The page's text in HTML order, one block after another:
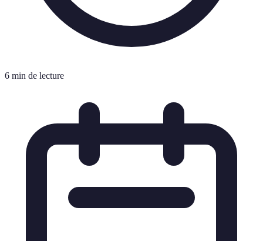
6 min de lecture